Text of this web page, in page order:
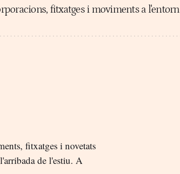
fitxatges i moviments a l'entorn
fitxatges i novetats
de l'estiu. A